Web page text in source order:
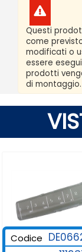
Questi
come
modificati o
essere
prodotti
di montaggio.
Codice